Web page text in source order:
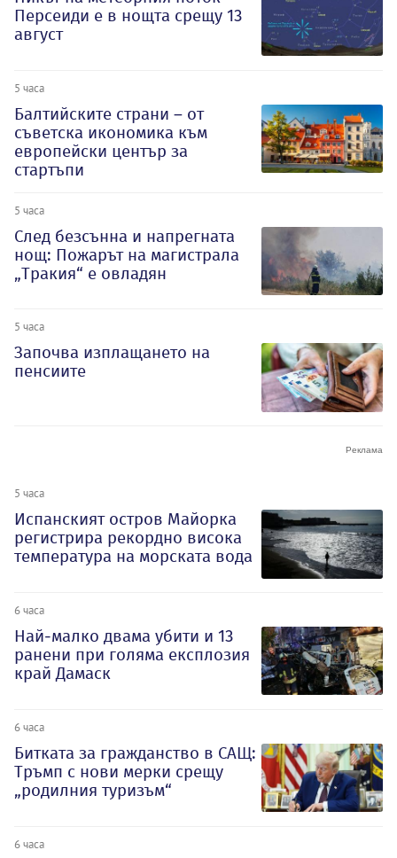
Персеиди е в нощта срещу 13
август
5 часа
Балтийските страни – от
съветска икономика към
европейски център за
стартъпи
5 часа
След безсънна и напрегната
нощ: Пожарът на магистрала
„Тракия“ е овладян
5 часа
Започва изплащането на
пенсиите
5 часа
Испанският остров Майорка
регистрира рекордно висока
температура на морската вода
6 часа
Най-малко двама убити и 13
ранени при голяма експлозия
край Дамаск
6 часа
Битката за гражданство в САЩ:
Тръмп с нови мерки срещу
„родилния туризъм“
6 часа